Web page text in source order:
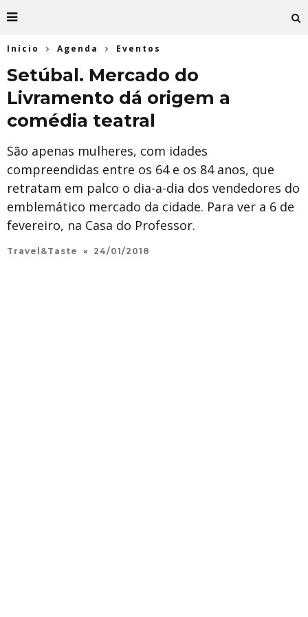
Início Agenda Eventos
Setúbal. Mercado do
Livramento dá origem a
comédia teatral
São apenas mulheres, com idades
compreendidas entre os 64 e os 84 anos, que
retratam em palco o dia-a-dia dos vendedores do
emblemático mercado da cidade. Para ver a 6 de
fevereiro, na Casa do Professor.
Travel&Taste 24/01/2018